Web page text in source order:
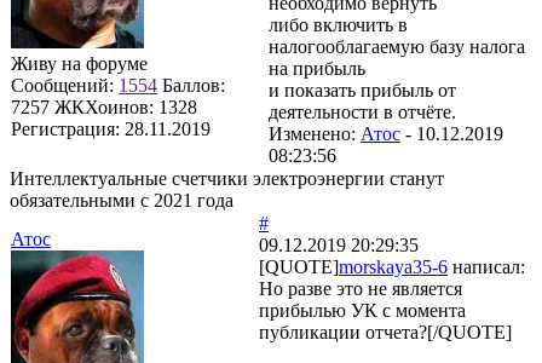
Живу на форуме
Сообщений: 1554 Баллов:
7257 ЖКХоинов: 1328
Регистрация: 28.11.2019
либо включить в
налогооблагаемую базу налога
на прибыль
и показать прибыль от
деятельности в отчёте.
Изменено: Атос - 10.12.2019
08:23:56
Интеллектуальные счетчики электроэнергии станут
обязательными с 2021 года
Атос
#
09.12.2019 20:29:35
[QUOTE]morskaya35-6 написал:
Но разве это не является
прибылью УК с момента
публикации отчета?[/QUOTE]